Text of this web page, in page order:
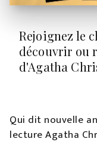
Rejoignez le
découvrir ou
d'Agatha
Qui dit nouvelle
lecture Agatha